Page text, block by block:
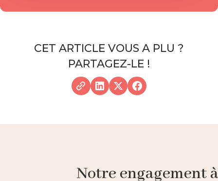
CET ARTICLE VOUS A PLU ?
PARTAGEZ-LE !
Notre engagement